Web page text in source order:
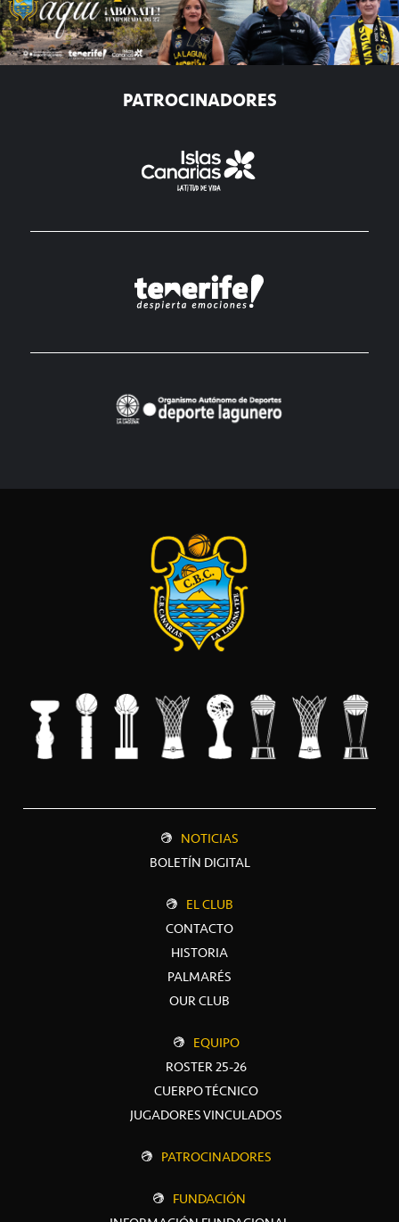
PATROCINADORES
NOTICIAS
BOLETÍN DIGITAL
EL CLUB
CONTACTO
HISTORIA
PALMARÉS
OUR CLUB
EQUIPO
ROSTER 25-26
CUERPO TÉCNICO
JUGADORES VINCULADOS
PATROCINADORES
FUNDACIÓN